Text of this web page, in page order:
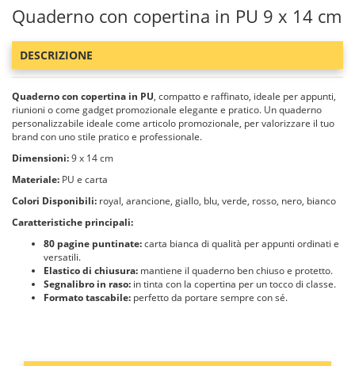
Quaderno con copertina in PU 9 x 14 cm
DESCRIZIONE
Quaderno con copertina in PU, compatto e raffinato, ideale per appunti,
riunioni o come gadget promozionale elegante e pratico. Un quaderno
personalizzabile ideale come articolo promozionale, per valorizzare il tuo
brand con uno stile pratico e professionale.
Dimensioni:9 x 14 cm
Materiale: PU e carta
Colori Disponibili: royal, arancione, giallo, blu, verde, rosso, nero, bianco
Caratteristiche principali:
80 pagine puntinate:carta bianca di qualità per appunti ordinati e
versatili.
Elastico di chiusura: mantiene il quaderno ben chiuso e protetto.
Segnalibro in raso: in tinta con la copertina per un tocco di classe.
Formato tascabile: perfetto da portare sempre con sé.